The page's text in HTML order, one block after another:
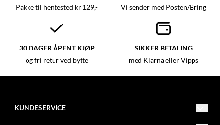
Pakke til hentested kr 129,- Vi sender med Posten/Bring
30 DAGER ÅPENT KJØP
og fri retur ved bytte
SIKKER BETALING
med Klarna eller Vipps
KUNDESERVICE